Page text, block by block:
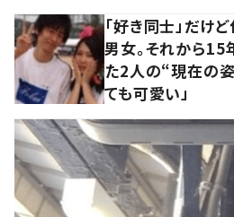
「好き同士」だけ
男女。それから
た2人の“現在の
ても可愛い」